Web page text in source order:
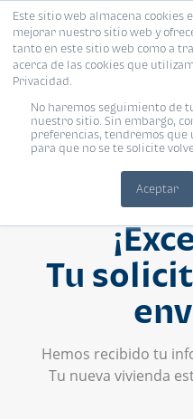
Este sitio web almacena cookies
mejorar nuestro sitio web y
tanto en este sitio web como a
acerca de las cookies que
Privacidad.
No haremos seguimiento de
nuestro sitio. Sin embargo,
preferencias, tendremos que
para que no se te solicite
Aceptar
Tu
Hemos recibido tu
Tu nueva vivienda